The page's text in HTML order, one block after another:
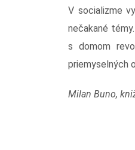
V socializme
nečakané
s domom
priemyselných
Milan Buno,